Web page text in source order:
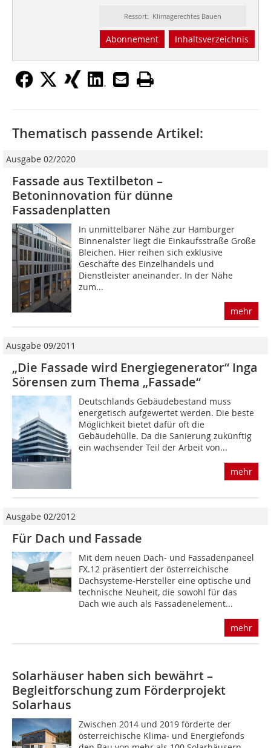
Ressort: Klimagerechtes Bauen
Abonnement Inhaltsverzeichnis
Thematisch passende Artikel:
Ausgabe 02/2020
Fassade aus Textilbeton –
Betoninnovation für dünne
Fassadenplatten
In unmittelbarer Nähe zur Hamburger
Binnen­alster liegt die Einkaufsstraße Große
Bleichen. Hier reihen sich exklusive
Geschäfte des Einzelhandels und
Dienstleister aneinander. In der Nähe
zum...
mehr
Ausgabe 09/2011
„Die Fassade wird Energiegenerator“ Inga
Sörensen zum Thema „Fassade“
Deutschlands Gebäudebestand muss
energetisch aufgewertet werden. Die beste
Möglichkeit bietet dafür oft die
Gebäudehülle. Da die Sanierung zukünftig
ein wachsender Teil der Arbeit von...
mehr
Ausgabe 02/2012
Für Dach und Fassade
Mit dem neuen Dach- und Fassadenpaneel
FX.12 präsentiert der österreichische
Dachsysteme-Hersteller eine optische und
technische Neuheit, die sowohl für das
Dach wie auch als Fassadenelement...
mehr
Solarhäuser haben sich bewährt –
Begleitforschung zum Förderprojekt
Solarhaus
Zwischen 2014 und 2019 förderte der
österreichische Klima- und Energiefonds